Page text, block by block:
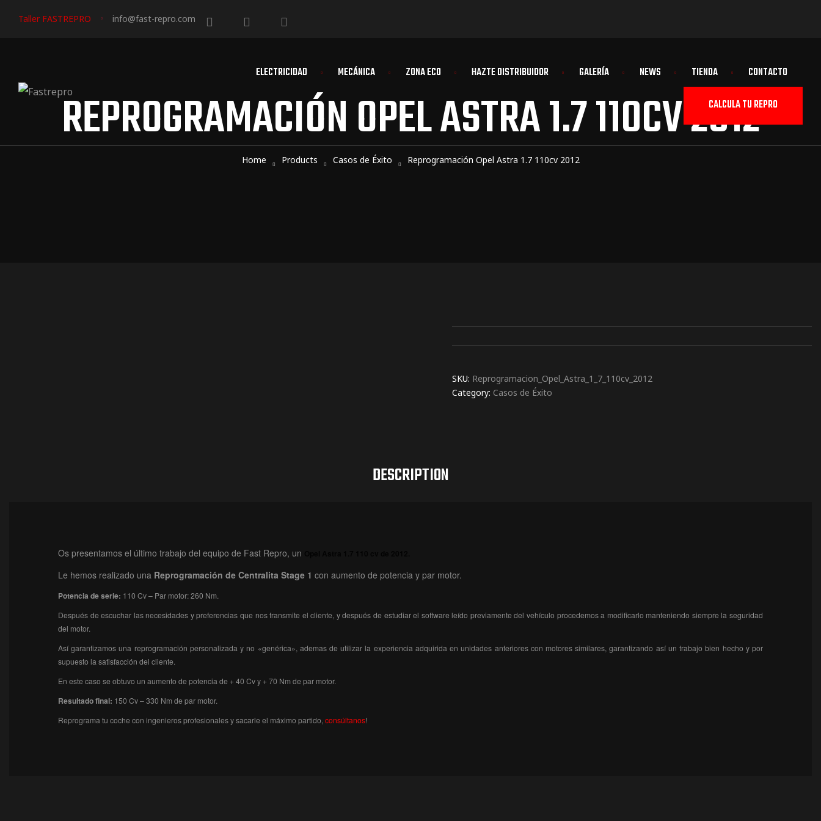
Taller FASTREPRO info@fast-repro.com
ELECTRICIDAD MECÁNICA ZONA ECO HAZTE DISTRIBUIDOR GALERÍA NEWS TIENDA CONTACTO
CALCULA TU REPRO
REPROGRAMACIÓN OPEL ASTRA 1.7 110CV 2012
Home Products Casos de Éxito Reprogramación Opel Astra 1.7 110cv 2012
SKU: Reprogramacion_Opel_Astra_1_7_110cv_2012
Category: Casos de Éxito
DESCRIPTION
Os presentamos el último trabajo del equipo de Fast Repro, un
Le hemos realizado una Reprogramación de Centralita Stage 1 con aumento de potencia y par motor.
Potencia de serie: 110 Cv – Par motor: 260 Nm.
Después de escuchar las necesidades y preferencias que nos transmite el cliente, y después de estudiar el software leído previamente del vehículo procedemos a modificarlo manteniendo siempre la seguridad
del motor.
Así garantizamos una reprogramación personalizada y no «genérica», ademas de utilizar la experiencia adquirida en unidades anteriores con motores similares, garantizando así un trabajo bien hecho y por
supuesto la satisfacción del cliente.
En este caso se obtuvo un aumento de potencia de + 40 Cv y + 70 Nm de par motor.
Resultado final: 150 Cv – 330 Nm de par motor.
Reprograma tu coche con ingenieros profesionales y sacarle el máximo partido, consúltanos!